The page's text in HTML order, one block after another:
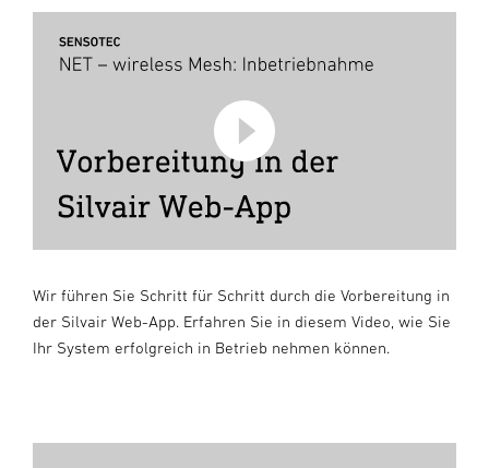
Wir führen Sie Schritt für Schritt durch die Vorbereitung in
der Silvair Web-App. Erfahren Sie in diesem Video, wie Sie
Ihr System erfolgreich in Betrieb nehmen können.